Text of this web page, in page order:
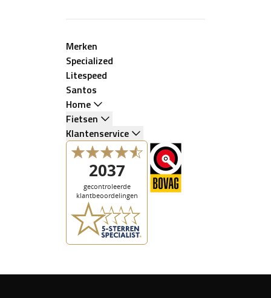
Merken
Specialized
Litespeed
Santos
Home
Fietsen
Klantenservice